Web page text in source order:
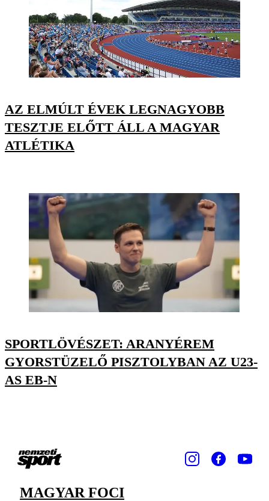
AZ ELMÚLT ÉVEK LEGNAGYOBB
TESZTJE ELŐTT ÁLL A MAGYAR
ATLÉTIKA
SPORTLÖVÉSZET: ARANYÉREM
GYORSTÜZELŐ PISZTOLYBAN AZ U23-
AS EB-N
MAGYAR FOCI